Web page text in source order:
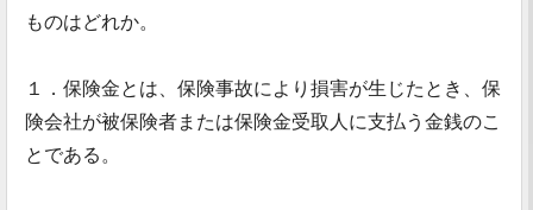
ものはどれか。
１．保険金とは、保険事故により損害が生じたとき、保
険会社が被保険者または保険金受取人に支払う金銭のこ
とである。